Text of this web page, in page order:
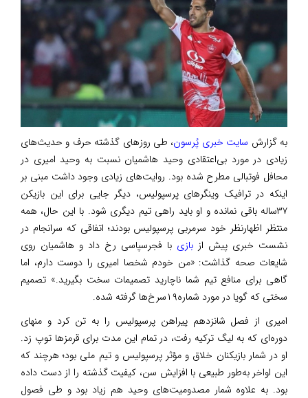
به گزارش سایت خبری پُرسون، طی روزهای گذشته حرف و حدیث‌های
زیادی در مورد بی‌اعتقادی وحید هاشمیان نسبت به وحید امیری در
محافل فوتبالی مطرح شده بود. روایت‌های زیادی وجود داشت مبنی بر
اینکه در ترافیک وینگرهای پرسپولیس، دیگر جایی برای این بازیکن
۳۷ساله باقی نمانده و او باید راهی تیم دیگری شود. با این حال، همه
منتظر اظهارنظر خود سرمربی پرسپولیس بودند؛ اتفاقی که سرانجام در
نشست خبری پیش از بازی با فجرسپاسی رخ داد و هاشمیان روی
شایعات صحه گذاشت: «من خودم شخصا امیری را دوست دارم، اما
گاهی برای منافع تیم شما ناچارید تصمیمات سخت بگیرید.» تصمیم
سختی که گویا در مورد شماره۱۹سرخ‌ها گرفته شده.
امیری از فصل شانزدهم پیراهن پرسپولیس را به تن کرد و منهای
دوره‌ای که به لیگ ترکیه رفت، در تمام این مدت برای قرمزها توپ زد.
او در شمار بازیکنان خلاق و مؤثر پرسپولیس و تیم ملی بود؛ هرچند که
این اواخر به‌طور طبیعی با افزایش سن، کیفیت گذشته را از دست داده
بود. به علاوه شمار مصدومیت‌های وحید هم زیاد بود و طی فصول